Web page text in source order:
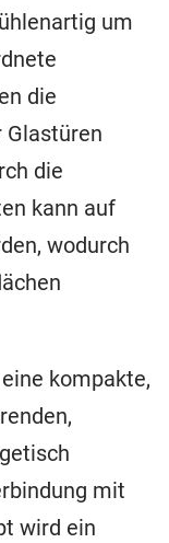
um
die
Glastüren
die
kann auf
wodurch
kompakte,
mit
wird ein